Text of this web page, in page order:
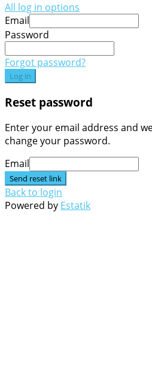
All log in options
Email
Password
Forgot password?
Log in
Reset password
Enter your email address and
change your password.
Email
Send reset link
Back to login
Powered by Estatik